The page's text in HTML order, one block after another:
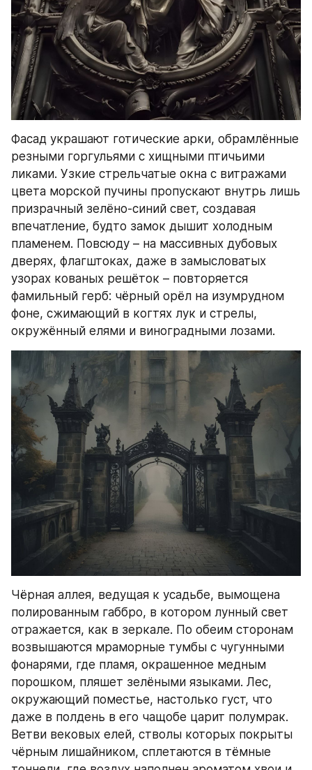
Фасад украшают готические арки, обрамлённые
резными горгульями с хищными птичьими
ликами. Узкие стрельчатые окна с витражами
цвета морской пучины пропускают внутрь лишь
призрачный зелёно-синий свет, создавая
впечатление, будто замок дышит холодным
пламенем. Повсюду – на массивных дубовых
дверях, флагштоках, даже в замысловатых
узорах кованых решёток – повторяется
фамильный герб: чёрный орёл на изумрудном
фоне, сжимающий в когтях лук и стрелы,
окружённый елями и виноградными лозами.
Чёрная аллея, ведущая к усадьбе, вымощена
полированным габбро, в котором лунный свет
отражается, как в зеркале. По обеим сторонам
возвышаются мраморные тумбы с чугунными
фонарями, где пламя, окрашенное медным
порошком, пляшет зелёными языками. Лес,
окружающий поместье, настолько густ, что
даже в полдень в его чащобе царит полумрак.
Ветви вековых елей, стволы которых покрыты
чёрным лишайником, сплетаются в тёмные